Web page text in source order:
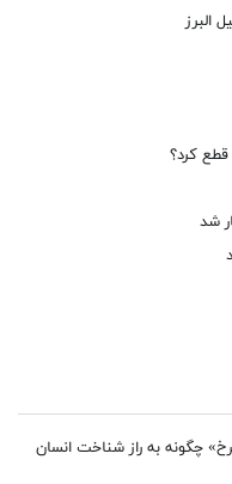
کرد؟
شد
چگونه به راز شناخت انسان